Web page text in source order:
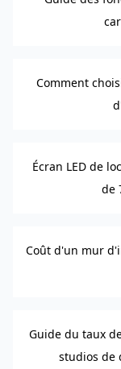
Comment
Écran LED de
de
Coût d'un mur
Guide du taux
studios de